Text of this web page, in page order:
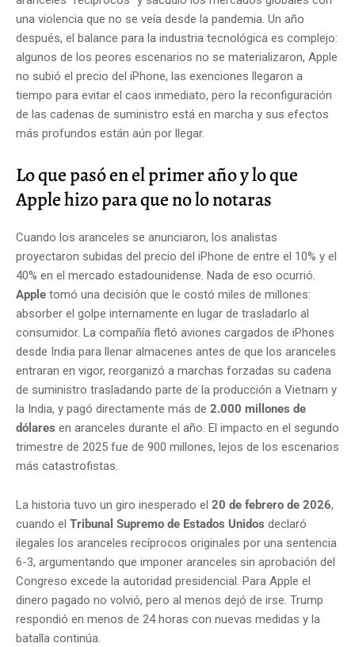
una violencia que no se veía desde la pandemia. Un año
después, el balance para la industria tecnológica es complejo:
algunos de los peores escenarios no se materializaron, Apple
no subió el precio del iPhone, las exenciones llegaron a
tiempo para evitar el caos inmediato, pero la reconfiguración
de las cadenas de suministro está en marcha y sus efectos
más profundos están aún por llegar.
Lo que pasó en el primer año y lo que
Apple hizo para que no lo notaras
Cuando los aranceles se anunciaron, los analistas
proyectaron subidas del precio del iPhone de entre el 10% y el
40% en el mercado estadounidense. Nada de eso ocurrió.
Apple tomó una decisión que le costó miles de millones:
absorber el golpe internamente en lugar de trasladarlo al
consumidor. La compañía fletó aviones cargados de iPhones
desde India para llenar almacenes antes de que los aranceles
entraran en vigor, reorganizó a marchas forzadas su cadena
de suministro trasladando parte de la producción a Vietnam y
la India, y pagó directamente más de 2.000 millones de
dólares en aranceles durante el año. El impacto en el segundo
trimestre de 2025 fue de 900 millones, lejos de los escenarios
más catastrofistas.
La historia tuvo un giro inesperado el 20 de febrero de 2026,
cuando el Tribunal Supremo de Estados Unidos declaró
ilegales los aranceles recíprocos originales por una sentencia
6-3, argumentando que imponer aranceles sin aprobación del
Congreso excede la autoridad presidencial. Para Apple el
dinero pagado no volvió, pero al menos dejó de irse. Trump
respondió en menos de 24 horas con nuevas medidas y la
batalla continúa.